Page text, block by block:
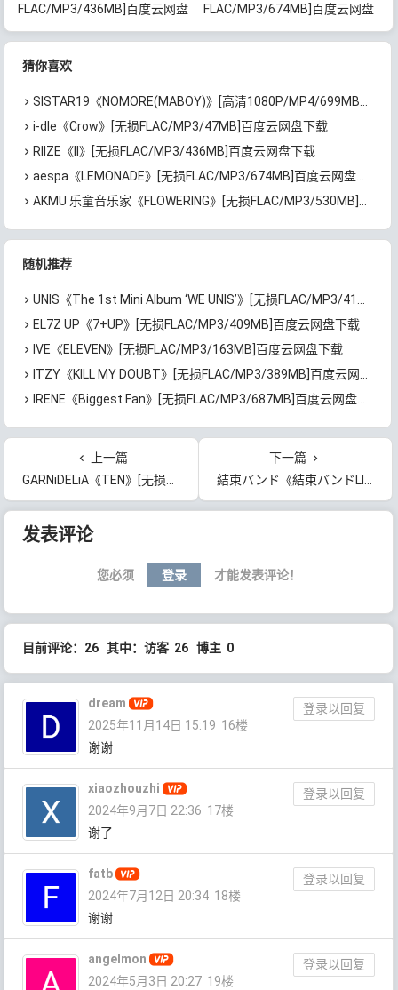
FLAC/MP3/436MB]百度云网盘
下载
FLAC/MP3/674MB]百度云网盘
下载
猜你喜欢
SISTAR19《NOMORE(MABOY)》[高清1080P/MP4/699MB]百度云网盘下载
i-dle《Crow》[无损FLAC/MP3/47MB]百度云网盘下载
RIIZE《II》[无损FLAC/MP3/436MB]百度云网盘下载
aespa《LEMONADE》[无损FLAC/MP3/674MB]百度云网盘下载
AKMU 乐童音乐家《FLOWERING》[无损FLAC/MP3/530MB]百度云网盘下载
随机推荐
UNIS《The 1st Mini Album ‘WE UNIS’》[无损FLAC/MP3/413MB]百度云网盘下载
EL7Z UP《7+UP》[无损FLAC/MP3/409MB]百度云网盘下载
IVE《ELEVEN》[无损FLAC/MP3/163MB]百度云网盘下载
ITZY《KILL MY DOUBT》[无损FLAC/MP3/389MB]百度云网盘下载
IRENE《Biggest Fan》[无损FLAC/MP3/687MB]百度云网盘下载
上一篇
GARNiDELiA《TEN》[无损FLAC/MP3/797MB]百度云网盘下载
下一篇
結束バンド《結束バンドLIVE-恒星- at Zepp Haneda (TOKYO)》[无损FLAC/MP3/1.06GB]百度云网盘下载
文章导航
发表评论
您必须 登录 才能发表评论！
目前评论：26 其中：访客 26 博主 0
dream
登录以回复
2025年11月14日 15:19 16楼
谢谢
xiaozhouzhi
登录以回复
2024年9月7日 22:36 17楼
谢了
fatb
登录以回复
2024年7月12日 20:34 18楼
谢谢
angelmon
登录以回复
2024年5月3日 20:27 19楼